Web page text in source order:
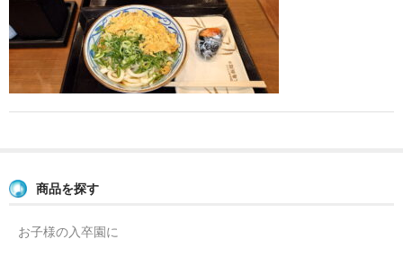
マイ箸・箸袋
ご利用ガイド
よくあるご質問
商品を探す
お子様の入卒園に